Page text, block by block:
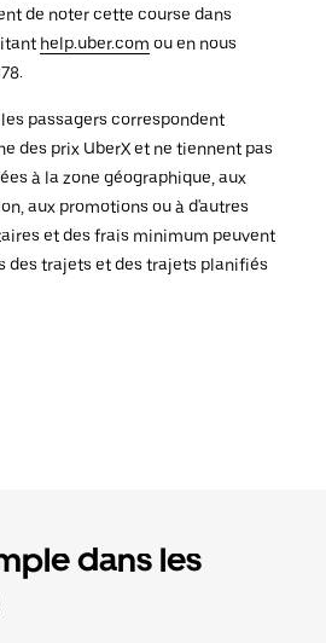
de noter cette course dans
help.uber.com ou en nous
passagers correspondent
des prix UberX et ne tiennent pas
à la zone géographique, aux
aux promotions ou à d'autres
et des frais minimum peuvent
des trajets et des trajets planifiés
dans les